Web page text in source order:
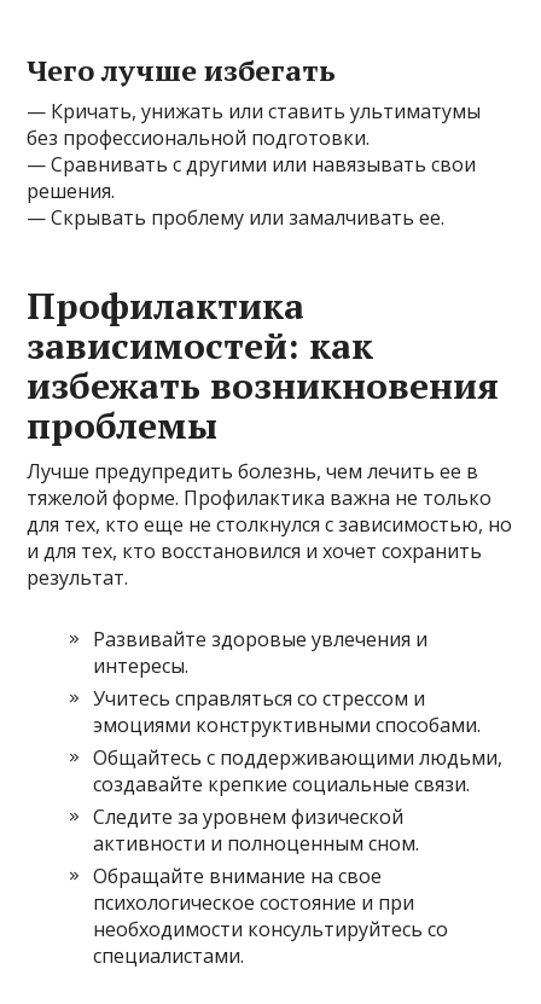
Чего лучше избегать
— Кричать, унижать или ставить ультиматумы
без профессиональной подготовки.
— Сравнивать с другими или навязывать свои
решения.
— Скрывать проблему или замалчивать ее.
Профилактика
зависимостей: как
избежать возникновения
проблемы
Лучше предупредить болезнь, чем лечить ее в
тяжелой форме. Профилактика важна не только
для тех, кто еще не столкнулся с зависимостью, но
и для тех, кто восстановился и хочет сохранить
результат.
Развивайте здоровые увлечения и
интересы.
Учитесь справляться со стрессом и
эмоциями конструктивными способами.
Общайтесь с поддерживающими людьми,
создавайте крепкие социальные связи.
Следите за уровнем физической
активности и полноценным сном.
Обращайте внимание на свое
психологическое состояние и при
необходимости консультируйтесь со
специалистами.